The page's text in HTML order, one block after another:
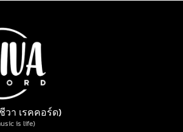
วา เรคคอร์ด)
is life)